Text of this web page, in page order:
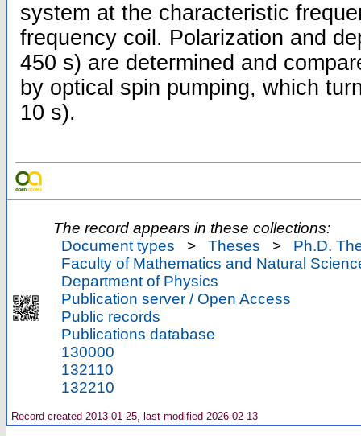
system at the characteristic
frequency coil. Polarization and
450 s) are determined and
by optical spin pumping, which
10 s).
The record appears in these collections:
Document types
> Theses >
Ph.D.
Faculty of Mathematics and Natural
Department of Physics
Publication server / Open Access
Public records
Publications database
130000
132110
132210
Record created 2013-01-25, last modified 2026-02-13